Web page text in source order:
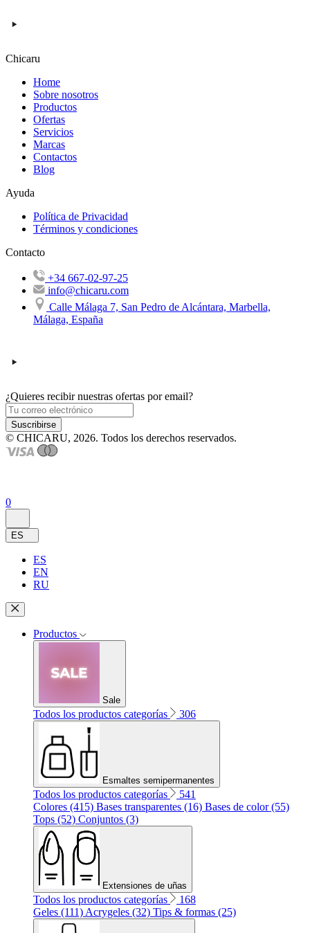
Chicaru
Home
Sobre nosotros
Productos
Ofertas
Servicios
Marcas
Contactos
Blog
Ayuda
Política de Privacidad
Términos y condiciones
Contacto
+34 667-02-97-25
info@chicaru.com
Calle Málaga 7, San Pedro de Alcántara, Marbella,
Málaga, España
¿Quieres recibir nuestras ofertas por email?
Suscribirse
© CHICARU, 2026. Todos los derechos reservados.
0
ES
ES
EN
RU
Productos
Sale
Todos los productos categorías 306
Esmaltes semipermanentes
Todos los productos categorías
541
Colores (415) Bases transparentes (16) Bases de color (55)
Tops (52) Conjuntos (3)
Extensiones de uñas
Todos los productos categorías
168
Geles (111) Acrygeles (32) Tips & formas (25)